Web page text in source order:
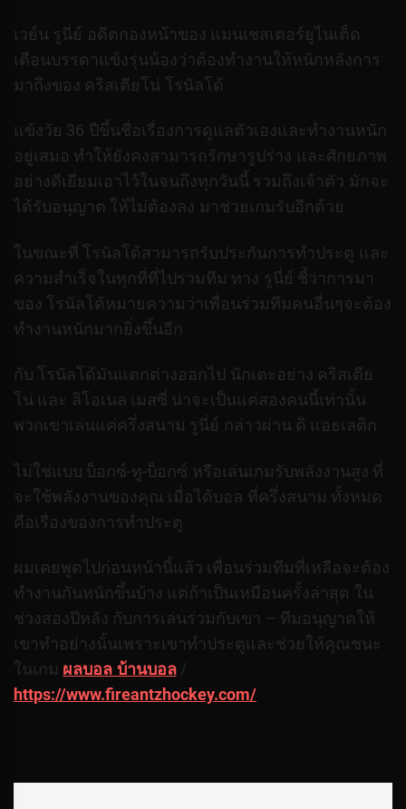
เวย์น รูนี่ย์ อดีตกองหน้าของ แมนเชสเตอร์ยูไนเต็ด
เตือนบรรดาแข้งรุ่นน้องว่าต้องทำงานให้หนักหลังการ
มาถึงของ คริสเตียโน่ โรนัลโด้
แข้งวัย 36 ปีขึ้นชื่อเรื่องการดูแลตัวเองและทำงานหนัก
อยู่เสมอ ทำให้ยังคงสามารถรักษารูปร่าง และศักยภาพ
อย่างดีเยี่ยมเอาไว้ในจนถึงทุกวันนี้ รวมถึงเจ้าตัว มักจะ
ได้รับอนุญาต ให้ไม่ต้องลง มาช่วยเกมรับอีกด้วย
ในขณะที่ โรนัลโด้สามารถรับประกันการทำประตู และ
ความสำเร็จในทุกที่ที่ไปร่วมทีม ทาง รูนี่ย์ ชี้ว่าการมา
ของ โรนัลโด้หมายความว่าเพื่อนร่วมทีมคนอื่นๆจะต้อง
ทำงานหนักมากยิ่งขึ้นอีก
กับ โรนัลโด้มันแตกต่างออกไป นักเตะอย่าง คริสเตีย
โน่ และ ลิโอเนล เมสซี่ น่าจะเป็นแค่สองคนนี้เท่านั้น
พวกเขาเล่นแค่ครึ่งสนาม รูนี่ย์ กล่าวผ่าน ดิ แอธเลติก
ไม่ใช่แบบ บ็อกซ์-ทู-บ็อกซ์ หรือเล่นเกมรับพลังงานสูง ที่
จะใช้พลังงานของคุณ เมื่อได้บอล ที่ครึ่งสนาม ทั้งหมด
คือเรื่องของการทำประตู
ผมเคยพูดไปก่อนหน้านี้แล้ว เพื่อนร่วมทีมที่เหลือจะต้อง
ทำงานกันหนักขึ้นบ้าง แต่ถ้าเป็นเหมือนครั้งล่าสุด ใน
ช่วงสองปีหลัง กับการเล่นร่วมกับเขา – ทีมอนุญาตให้
เขาทำอย่างนั้นเพราะเขาทำประตูและช่วยให้คุณชนะ
ในเกม ผลบอล บ้านบอล/
https://www.fireantzhockey.com/